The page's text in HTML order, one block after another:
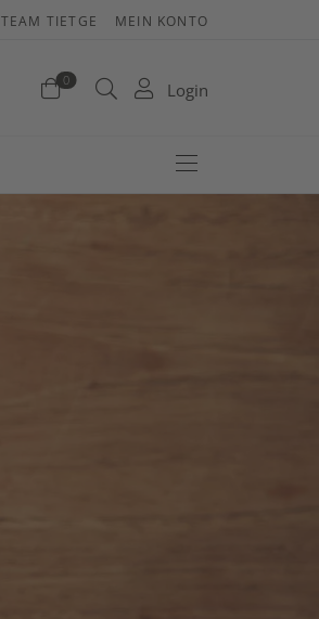
TEAM TIETGE MEIN KONTO
0 Login